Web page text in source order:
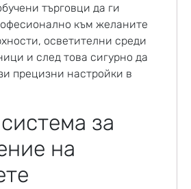
търговци да ги
към желаните
осветителни среди
и след това сигурно да
прецизни настройки в
за
на